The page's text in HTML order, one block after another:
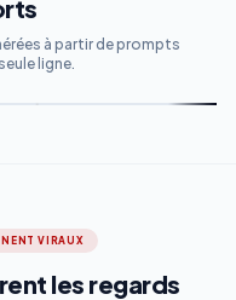
à partir de prompts
ligne.
VIRAUX
les regards